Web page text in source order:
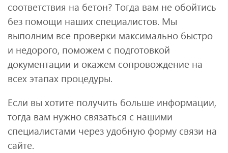
соответствия на бетон? Тогда вам не обойтись
без помощи наших специалистов. Мы
выполним все проверки максимально быстро
и недорого, поможем с подготовкой
документации и окажем сопровождение на
всех этапах процедуры.
Если вы хотите получить больше информации,
тогда вам нужно связаться с нашими
специалистами через удобную форму связи на
сайте.